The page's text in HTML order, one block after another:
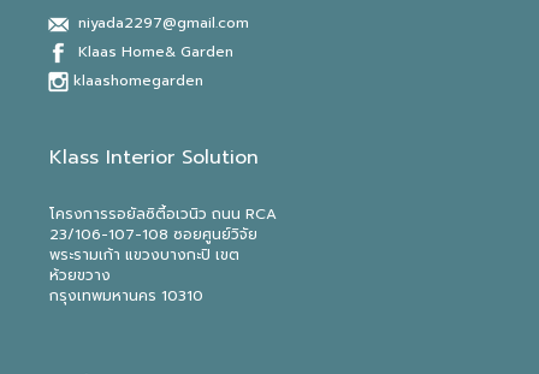
niyada2297@gmail.com
Klaas Home& Garden
klaashomegarden
Klass Interior Solution
โครงการรอยัลซิตี้อเวนิว ถนน RCA
23/106-107-108 ซอยศูนย์วิจัย
พระรามเก้า แขวงบางกะปิ เขต
ห้วยขวาง
กรุงเทพมหานคร 10310